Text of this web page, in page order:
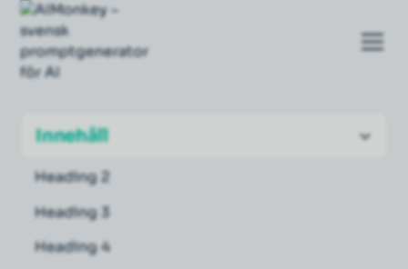
Innehåll
Heading 2
Heading 3
Heading 4